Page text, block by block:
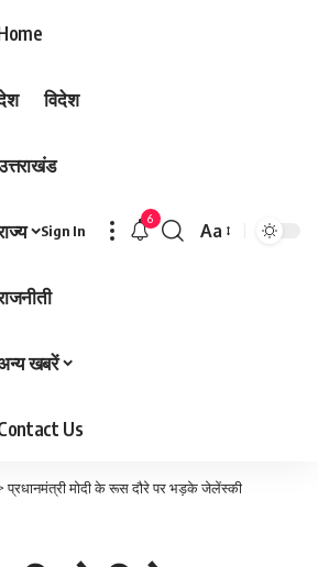
विदेश
खबरें
Us
Sign In
6
Font
Aa
प्रधानमंत्री मोदी के रूस दौरे पर भड़के जेलेंस्की